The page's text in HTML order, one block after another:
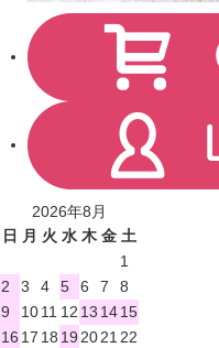
2026年8月
日 月 火 水 木 金 土
1
2
3 4 5 6 7
8
9
1011 12 13 1415
16 17 18 19202122